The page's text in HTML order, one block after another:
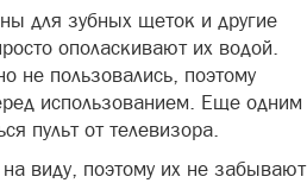
для зубных щеток и другие
ополаскивают их водой.
не пользовались, поэтому
использованием. Еще одним
пульт от телевизора.
виду, поэтому их не забывают